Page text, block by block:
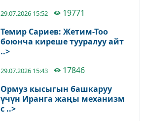
29.07.2026 15:52
19771
Темир Сариев: Жетим-Тоо
боюнча киреше тууралуу айт
..>
29.07.2026 15:43
17846
Ормуз кысыгын башкаруу
үчүн Иранга жаңы механизм
с ..>